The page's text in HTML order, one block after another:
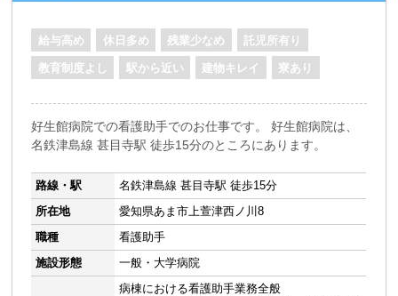
給与高め 休日多め 残業少なめ 託児所有り
教育制度よし 駅から近い 建物キレイ 寮あり
好生館病院での看護助手でのお仕事です。 好生館病院は、
名鉄津島線 甚目寺駅 徒歩15分のところにあります。
路線・駅
名鉄津島線 甚目寺駅 徒歩15分
所在地
愛知県あま市上萱津西ノ川8
職種
看護助手
施設形態
一般・大学病院
病棟における看護助手業務全般